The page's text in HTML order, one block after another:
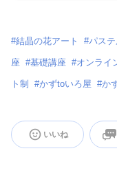
#結晶の花アート #パステ
座 #基礎講座 #オンライ
ト制 #かずtoいろ屋 #か
いいね